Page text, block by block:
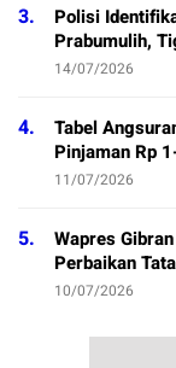
3.
Polisi
Prabumulih,
14/07/2026
4.
Tabel
Pinjaman Rp
11/07/2026
5.
Wapres
Perbaikan
10/07/2026